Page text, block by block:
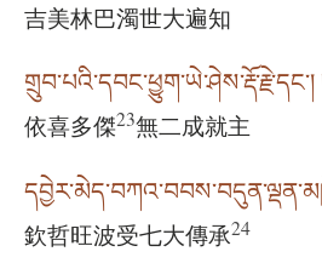
吉美林巴濁世大遍知
གྲུབ་པའི་དབང་ཕྱུག་ཡེ་ཤེས་རྡོ་རྗེ་དང༌།
依喜多傑23無二成就主
欽哲旺波受七大傳承24